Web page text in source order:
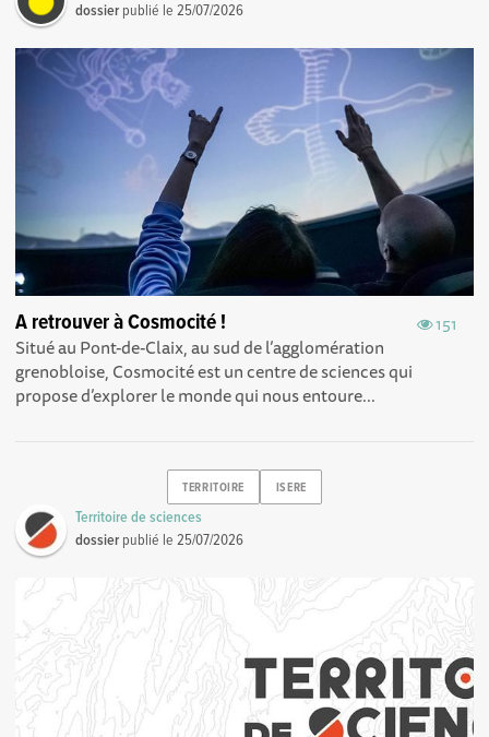
dossier publié le25/07/2026
151
A retrouver à Cosmocité !
Situé au Pont-de-Claix, au sud de l’agglomération
grenobloise, Cosmocité est un centre de sciences qui
propose d’explorer le monde qui nous entoure...
TERRITOIRE ISERE
Territoire de sciences
dossier publié le25/07/2026